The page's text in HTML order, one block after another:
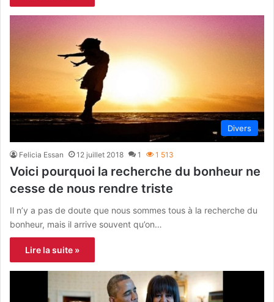
Divers
Felicia Essan 12 juillet 2018 1 1 513
Voici pourquoi la recherche du bonheur ne
cesse de nous rendre triste
Il n’y a pas de doute que nous sommes tous à la recherche du
bonheur, mais il arrive souvent qu’on…
Lire la suite »